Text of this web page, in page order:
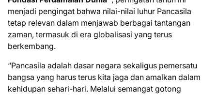
menjadi pengingat bahwa nilai-nilai luhur Pancasila
tetap relevan dalam menjawab berbagai tantangan
zaman, termasuk di era globalisasi yang terus
berkembang.
“Pancasila adalah dasar negara sekaligus pemersatu
bangsa yang harus terus kita jaga dan amalkan dalam
kehidupan sehari-hari. Melalui semangat gotong